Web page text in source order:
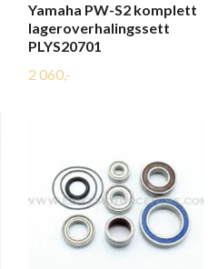
Yamaha PW-S2 komplett
lageroverhalingssett
PLYS20701
2 060,-